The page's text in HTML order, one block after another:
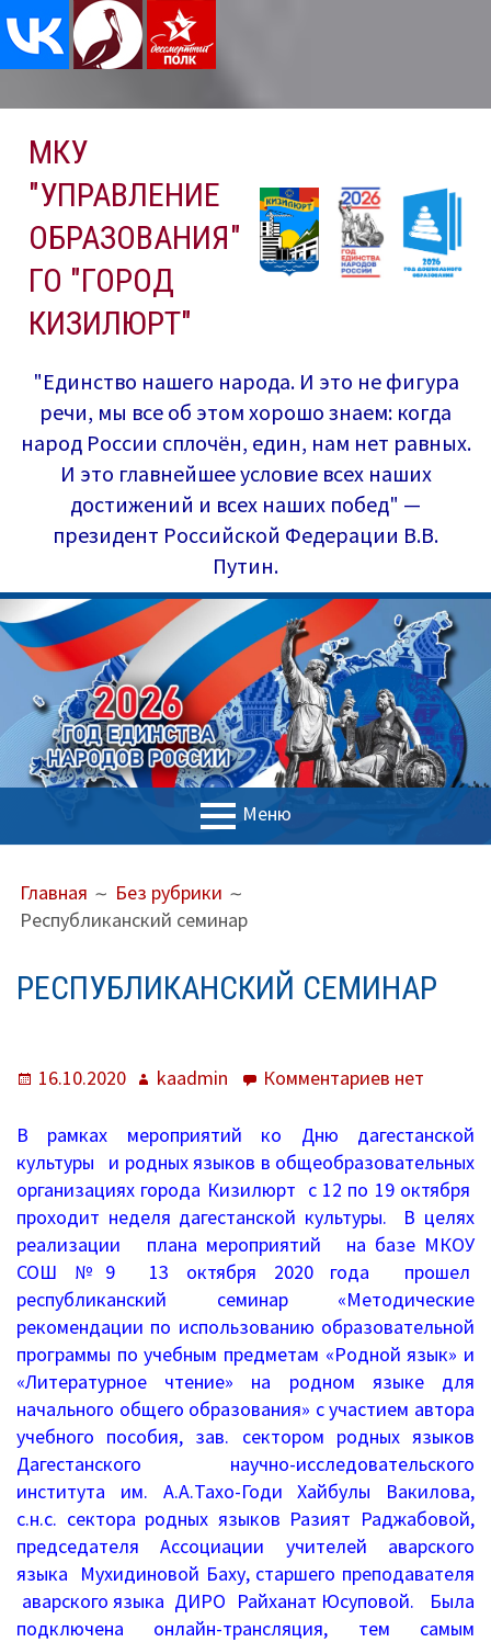
содержимому
МКУ
"УПРАВЛЕНИЕ
ОБРАЗОВАНИЯ"
ГО "ГОРОД
КИЗИЛЮРТ"
"Единство нашего народа. И это не фигура
речи, мы все об этом хорошо знаем: когда
народ России сплочён, един, нам нет равных.
И это главнейшее условие всех наших
достижений и всех наших побед" —
президент Российской Федерации В.В.
Путин.
Меню
МЕНЮ
Управление образования
Наш коллектив
Система образования
Контроль исполнения
Методистам
Документы
Постановления
Распоряжения
Приказы
Архив приказов
Информационные письма
Письма 2021-2023
Письма 2019-2020
Письма 2018-2019
НА
САЙТЕ
(ХЛЕБНЫЕ
Главная
Без рубрики
Республиканский семинар
РЕСПУБЛИКАНСКИЙ СЕМИНАР
Опубликовано
16.10.2020 Автор
kaadmin Комментариев к
семинар
нет
В рамках мероприятий ко Дню дагестанской
культуры и родных языков в общеобразовательных
организациях города Кизилюрт с 12 по 19 октября
проходит неделя дагестанской культуры. В целях
реализации плана мероприятий на базе МКОУ
СОШ №9 13 октября 2020 года прошел
республиканский семинар «Методические
рекомендации по использованию образовательной
программы по учебным предметам «Родной язык» и
«Литературное чтение» на родном языке для
начального общего образования» с участием автора
учебного пособия, зав. сектором родных языков
Дагестанского научно-исследовательского
института им. А.А.Тахо-Годи Хайбулы Вакилова,
с.н.с. сектора родных языков Разият Раджабовой,
председателя Ассоциации учителей аварского
языка Мухидиновой Баху, старшего преподавателя
аварского языка ДИРО Райханат Юсуповой. Была
подключена онлайн-трансляция, тем самым